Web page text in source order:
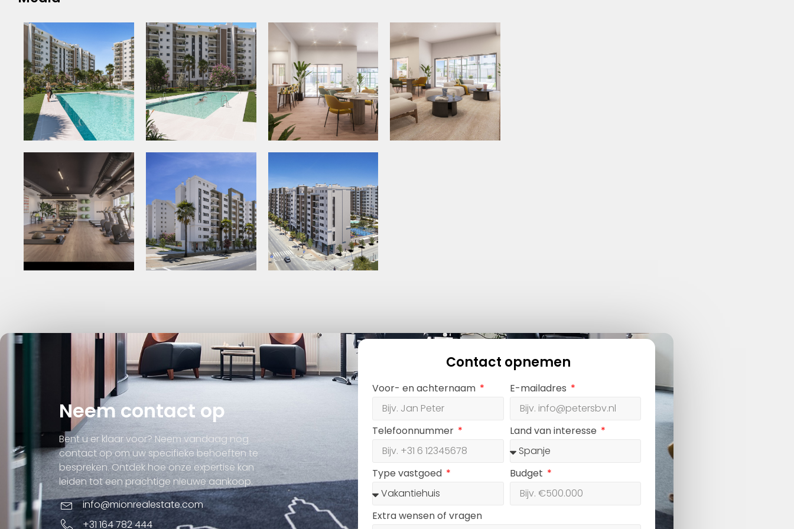
Neem contact op
Bent u er klaar voor? Neem vandaag nog
contact op om uw specifieke behoeften te
bespreken. Ontdek hoe onze expertise kan
leiden tot een prachtige nieuwe aankoop.
info@mionrealestate.com
+31 164 782 444
Contact opnemen
Voor- en achternaam E-mailadres
Telefoonnummer Land van interesse
Type vastgoed Budget
Extra wensen of vragen